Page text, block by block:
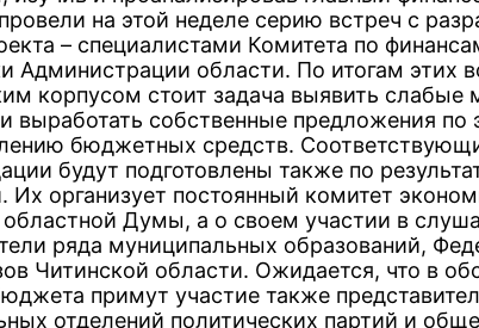
на этой неделе серию встреч с
– специалистами Комитета по
Администрации области. По итогам этих
корпусом стоит задача выявить слабые
выработать собственные предложения по
бюджетных средств.
будут подготовлены также по
Их организует постоянный комитет
Думы, а о своем участии в
ряда муниципальных образований,
Читинской области. Ожидается, что в
примут участие также
отделений политических партий и